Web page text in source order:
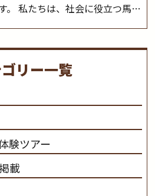
。 私たちは、社会に役立つ馬を
馬や人々に癒しとなる環境を守
私たちは、馬の品種と血統にこ
乗用馬の質の向上を目指し、生
産･育成･調教を一貫して行います。カナディアンキャ
ー情報はこちら
リー一覧
験ツアー
載